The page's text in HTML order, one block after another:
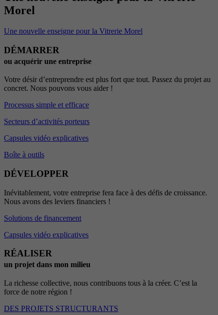
Morel
Une nouvelle enseigne pour la Vitrerie Morel
DÉMARRER
ou acquérir une entreprise
Votre désir d’entreprendre est plus fort que tout. Passez du projet au
concret. Nous pouvons vous aider !
Processus simple et efficace
Secteurs d’activités porteurs
Capsules vidéo explicatives
Boîte à outils
DÉVELOPPER
Inévitablement, votre entreprise fera face à des défis de croissance.
Nous avons des leviers financiers !
Solutions de financement
Capsules vidéo explicatives
RÉALISER
un projet dans mon milieu
La richesse collective, nous contribuons tous à la créer. C’est la
force de notre région !
DES PROJETS STRUCTURANTS